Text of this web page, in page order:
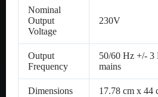
Nominal
Output
Voltage
230V
Output
Frequency
50/60 Hz +/- 3
mains
Dimensions 17.78 cm x 44